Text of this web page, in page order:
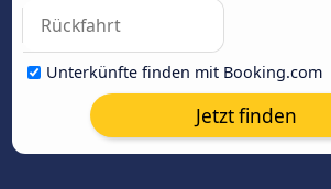
Unterkünfte finden mit Booking.com
Jetzt finden